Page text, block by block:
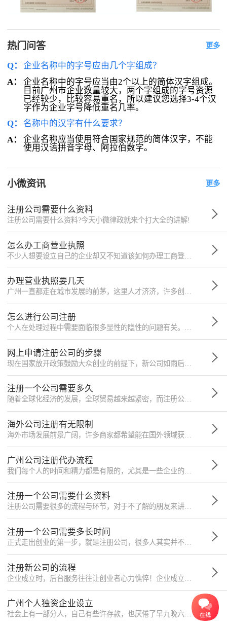
热门问答 更多
Q： 企业名称中的字号应由几个字组成？
A：
企业名称中的字号应当由2个以上的简体汉字组成。
目前广州市企业数量较大，两个字组成的字号资源
已经较少，比较容易重名，所以建议您选择3-4个汉
字作为企业字号降低重名几率。
Q：
名称中的汉字有什么要求？
A：
企业名称应当使用符合国家规范的简体汉字，不能
使用汉语拼音字母、阿拉伯数字。
小微资讯 更多
注册公司需要什么资料
注册公司需要什么资料?今天小微律政就来个打大全的讲解!
怎么办工商营业执照
办理营业执照要几天
广州一直都走在城市发展的前茅，这里人才济济，许多创业人员更是看好这一宝地，今天小编就为您介绍广州营业执照的办理。
怎么进行公司注册
网上申请注册公司的步骤
注册一个公司需要多久
随着全球化经济的发展，全球贸易越来越紧密，而注册公司无疑是非常利于外贸的一种途径。不过由于很多人对工商流程的不了解，对于注册公司流程与时间不了解。
海外公司注册有无限制
广州公司注册代办流程
注册一个公司需要什么资料
注册公司需要很多的流程与环节，对于不了解的朋友来讲，过程中需要整理的资料与规章流程是一个很复杂的环节
注册一个公司需要多长时间
注册新公司的流程
广州个人独资企业设立
社会上有一部分人，自己有些许存款，也厌倦了早九晚六的上班族生活，所以他们注册公司一般就选择注册个人独资企业，一个人就能将生意上的事打理的仅仅有条。那么这种类型的公司怎么注册，又有什么要求了，请看本文。